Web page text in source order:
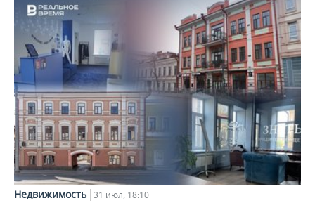
Недвижимость 31 июл, 18:10